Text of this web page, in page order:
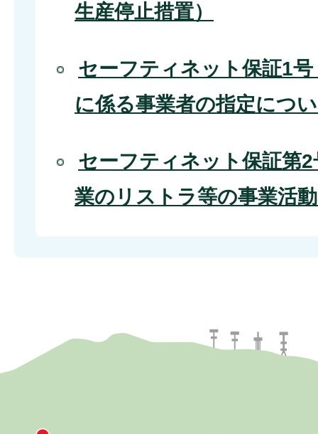
生産停止措置）
セーフティネット保証1
に係る事業者の指定につ
セーフティネット保証第
業のリストラ等の事業活